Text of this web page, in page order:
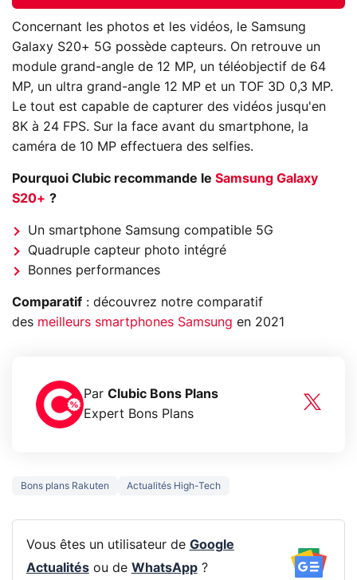
Concernant les photos et les vidéos, le Samsung
Galaxy S20+ 5G possède capteurs. On retrouve un
module grand-angle de 12 MP, un téléobjectif de 64
MP, un ultra grand-angle 12 MP et un TOF 3D 0,3 MP.
Le tout est capable de capturer des vidéos jusqu'en
8K à 24 FPS. Sur la face avant du smartphone, la
caméra de 10 MP effectuera des selfies.
Pourquoi Clubic recommande le Samsung Galaxy
S20+ ?
Un smartphone Samsung compatible 5G
Quadruple capteur photo intégré
Bonnes performances
Comparatif : découvrez notre comparatif
des meilleurs smartphones Samsung en 2021
Par Clubic Bons Plans
Expert Bons Plans
Bons plans Rakuten Actualités High-Tech
Vous êtes un utilisateur de Google
Actualitésou de WhatsApp?